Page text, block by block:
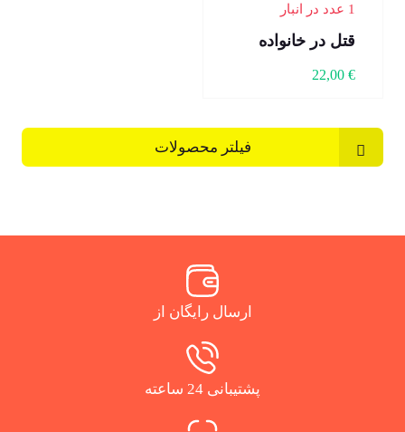
1 عدد در انبار
قتل در خانواده
22,00 €
فیلتر محصولات
ارسال رایگان از
پشتیبانی 24 ساعته